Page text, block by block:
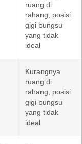
ruang di
rahang, posisi
gigi bungsu
yang tidak
ideal
Kurangnya
ruang di
rahang, posisi
gigi bungsu
yang tidak
ideal